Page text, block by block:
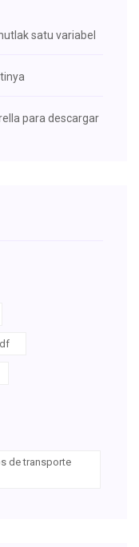
satu variabel
para descargar
de transporte